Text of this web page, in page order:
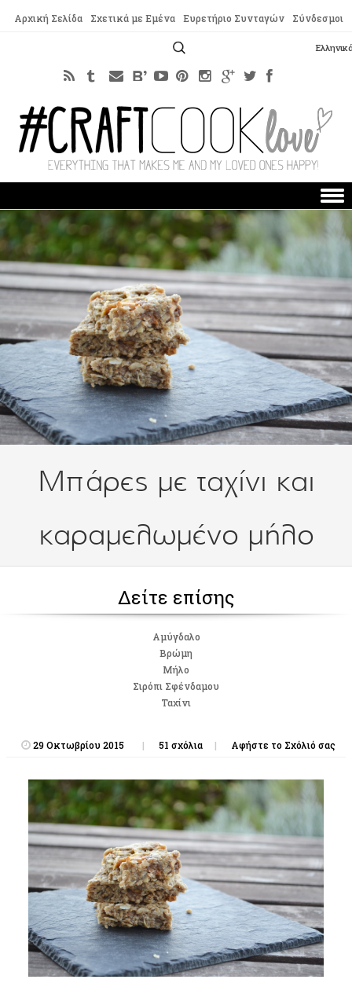
Αρχική Σελίδα Σχετικά με Εμένα Ευρετήριο Συνταγών Σύνδεσμοι
Αναζήτηση
Skip to content
Μπάρες με ταχίνι και
καραμελωμένο μήλο
Δείτε επίσης
Αμύγδαλο
Βρώμη
Μήλο
Σιρόπι Σφένδαμου
Ταχίνι
29 Οκτωβρίου 2015 51 σχόλια Αφήστε το Σχόλιό σας